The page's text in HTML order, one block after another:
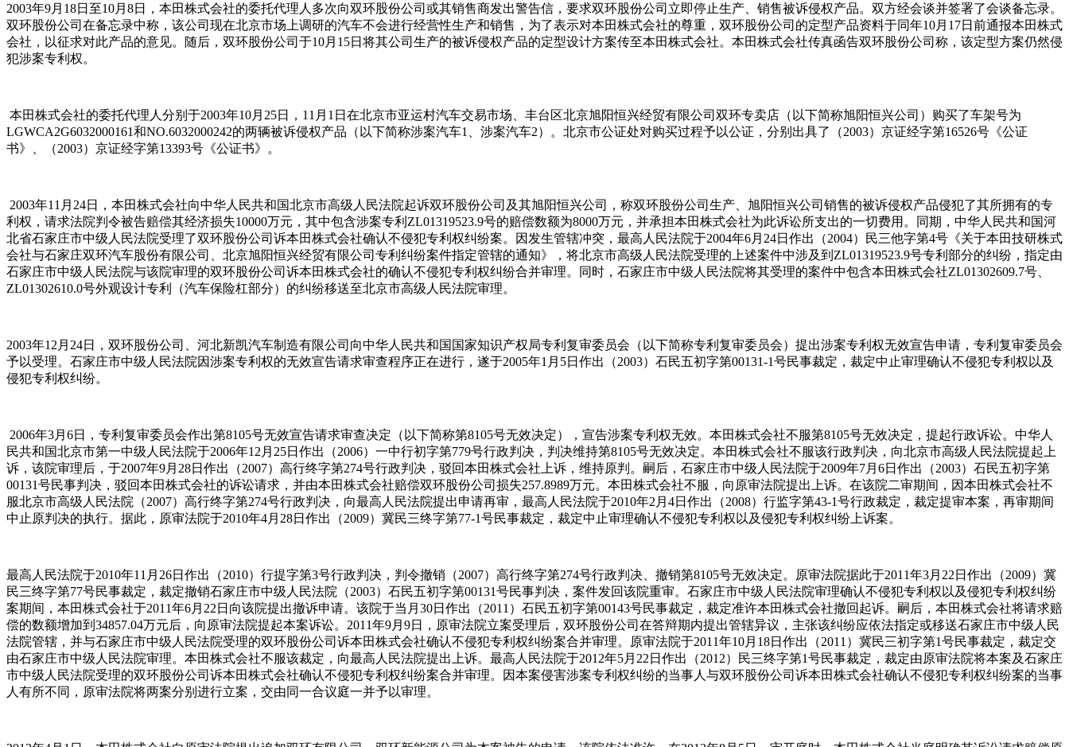
2003年9月18日至10月8日，本田株式会社的委托代理人多次向双环股份公司或其销售商发出警告信，要求双环股份公司立即停止生产、销售被诉侵权产品。双方经会谈并签署了会谈备忘录。
双环股份公司在备忘录中称，该公司现在北京市场上调研的汽车不会进行经营性生产和销售，为了表示对本田株式会社的尊重，双环股份公司的定型产品资料于同年10月17日前通报本田株式
会社，以征求对此产品的意见。随后，双环股份公司于10月15日将其公司生产的被诉侵权产品的定型设计方案传至本田株式会社。本田株式会社传真函告双环股份公司称，该定型方案仍然侵
犯涉案专利权。
本田株式会社的委托代理人分别于2003年10月25日，11月1日在北京市亚运村汽车交易市场、丰台区北京旭阳恒兴经贸有限公司双环专卖店（以下简称旭阳恒兴公司）购买了车架号为
LGWCA2G6032000161和NO.6032000242的两辆被诉侵权产品（以下简称涉案汽车1、涉案汽车2）。北京市公证处对购买过程予以公证，分别出具了（2003）京证经字第16526号《公证
书》、（2003）京证经字第13393号《公证书》。
2003年11月24日，本田株式会社向中华人民共和国北京市高级人民法院起诉双环股份公司及其旭阳恒兴公司，称双环股份公司生产、旭阳恒兴公司销售的被诉侵权产品侵犯了其所拥有的专
利权，请求法院判令被告赔偿其经济损失10000万元，其中包含涉案专利ZL01319523.9号的赔偿数额为8000万元，并承担本田株式会社为此诉讼所支出的一切费用。同期，中华人民共和国河
北省石家庄市中级人民法院受理了双环股份公司诉本田株式会社确认不侵犯专利权纠纷案。因发生管辖冲突，最高人民法院于2004年6月24日作出（2004）民三他字第4号《关于本田技研株式
会社与石家庄双环汽车股份有限公司、北京旭阳恒兴经贸有限公司专利纠纷案件指定管辖的通知》，将北京市高级人民法院受理的上述案件中涉及到ZL01319523.9号专利部分的纠纷，指定由
石家庄市中级人民法院与该院审理的双环股份公司诉本田株式会社的确认不侵犯专利权纠纷合并审理。同时，石家庄市中级人民法院将其受理的案件中包含本田株式会社ZL01302609.7号、
ZL01302610.0号外观设计专利（汽车保险杠部分）的纠纷移送至北京市高级人民法院审理。
2003年12月24日，双环股份公司、河北新凯汽车制造有限公司向中华人民共和国国家知识产权局专利复审委员会（以下简称专利复审委员会）提出涉案专利权无效宣告申请，专利复审委员会
予以受理。石家庄市中级人民法院因涉案专利权的无效宣告请求审查程序正在进行，遂于2005年1月5日作出（2003）石民五初字第00131-1号民事裁定，裁定中止审理确认不侵犯专利权以及
侵犯专利权纠纷。
2006年3月6日，专利复审委员会作出第8105号无效宣告请求审查决定（以下简称第8105号无效决定），宣告涉案专利权无效。本田株式会社不服第8105号无效决定，提起行政诉讼。中华人
民共和国北京市第一中级人民法院于2006年12月25日作出（2006）一中行初字第779号行政判决，判决维持第8105号无效决定。本田株式会社不服该行政判决，向北京市高级人民法院提起上
诉，该院审理后，于2007年9月28日作出（2007）高行终字第274号行政判决，驳回本田株式会社上诉，维持原判。嗣后，石家庄市中级人民法院于2009年7月6日作出（2003）石民五初字第
00131号民事判决，驳回本田株式会社的诉讼请求，并由本田株式会社赔偿双环股份公司损失257.8989万元。本田株式会社不服，向原审法院提出上诉。在该院二审期间，因本田株式会社不
服北京市高级人民法院（2007）高行终字第274号行政判决，向最高人民法院提出申请再审，最高人民法院于2010年2月4日作出（2008）行监字第43-1号行政裁定，裁定提审本案，再审期间
中止原判决的执行。据此，原审法院于2010年4月28日作出（2009）冀民三终字第77-1号民事裁定，裁定中止审理确认不侵犯专利权以及侵犯专利权纠纷上诉案。
最高人民法院于2010年11月26日作出（2010）行提字第3号行政判决，判令撤销（2007）高行终字第274号行政判决、撤销第8105号无效决定。原审法院据此于2011年3月22日作出（2009）冀
民三终字第77号民事裁定，裁定撤销石家庄市中级人民法院（2003）石民五初字第00131号民事判决，案件发回该院重审。石家庄市中级人民法院审理确认不侵犯专利权以及侵犯专利权纠纷
案期间，本田株式会社于2011年6月22日向该院提出撤诉申请。该院于当月30日作出（2011）石民五初字第00143号民事裁定，裁定准许本田株式会社撤回起诉。嗣后，本田株式会社将请求赔
偿的数额增加到34857.04万元后，向原审法院提起本案诉讼。2011年9月9日，原审法院立案受理后，双环股份公司在答辩期内提出管辖异议，主张该纠纷应依法指定或移送石家庄市中级人民
法院管辖，并与石家庄市中级人民法院受理的双环股份公司诉本田株式会社确认不侵犯专利权纠纷案合并审理。原审法院于2011年10月18日作出（2011）冀民三初字第1号民事裁定，裁定交
由石家庄市中级人民法院审理。本田株式会社不服该裁定，向最高人民法院提出上诉。最高人民法院于2012年5月22日作出（2012）民三终字第1号民事裁定，裁定由原审法院将本案及石家庄
市中级人民法院受理的双环股份公司诉本田株式会社确认不侵犯专利权纠纷案合并审理。因本案侵害涉案专利权纠纷的当事人与双环股份公司诉本田株式会社确认不侵犯专利权纠纷案的当事
人有所不同，原审法院将两案分别进行立案，交由同一合议庭一并予以审理。